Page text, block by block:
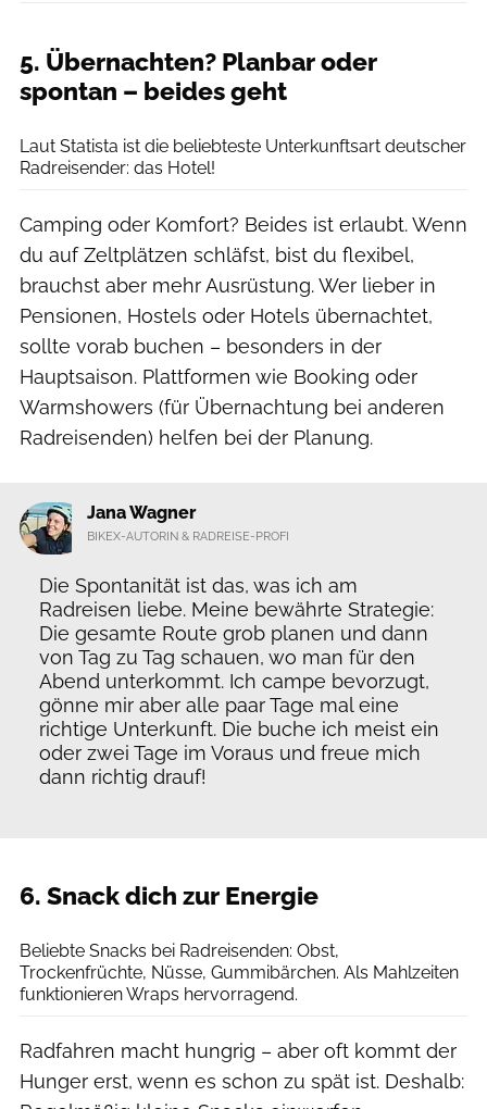
5. Übernachten? Planbar oder
spontan – beides geht
Laut Statista ist die beliebteste Unterkunftsart deutscher
Radreisender: das Hotel!
Camping oder Komfort? Beides ist erlaubt. Wenn
du auf Zeltplätzen schläfst, bist du flexibel,
brauchst aber mehr Ausrüstung. Wer lieber in
Pensionen, Hostels oder Hotels übernachtet,
sollte vorab buchen – besonders in der
Hauptsaison. Plattformen wie Booking oder
Warmshowers (für Übernachtung bei anderen
Radreisenden) helfen bei der Planung.
Jana Wagner
BIKEX-AUTORIN & RADREISE-PROFI
Die Spontanität ist das, was ich am
Radreisen liebe. Meine bewährte Strategie:
Die gesamte Route grob planen und dann
von Tag zu Tag schauen, wo man für den
Abend unterkommt. Ich campe bevorzugt,
gönne mir aber alle paar Tage mal eine
richtige Unterkunft. Die buche ich meist ein
oder zwei Tage im Voraus und freue mich
dann richtig drauf!
6. Snack dich zur Energie
Beliebte Snacks bei Radreisenden: Obst,
Trockenfrüchte, Nüsse, Gummibärchen. Als Mahlzeiten
funktionieren Wraps hervorragend.
Radfahren macht hungrig – aber oft kommt der
Hunger erst, wenn es schon zu spät ist. Deshalb: